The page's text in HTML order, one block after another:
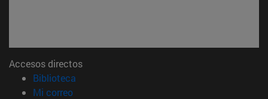
Accesos directos
Biblioteca
Mi correo(abre en nueva ventana)